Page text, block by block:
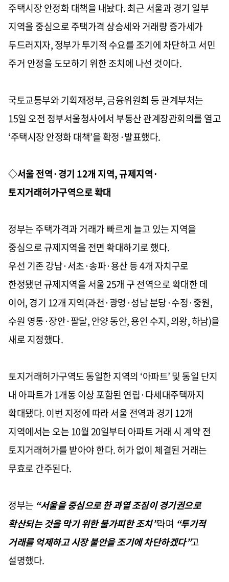
주택시장 안정화 대책을 내놨다. 최근 서울과 경기 일부
지역을 중심으로 주택가격 상승세와 거래량 증가세가
두드러지자, 정부가 투기적 수요를 조기에 차단하고 서민
주거 안정을 도모하기 위한 조치에 나선 것이다.
국토교통부와 기획재정부, 금융위원회 등 관계부처는
15일 오전 정부서울청사에서 부동산 관계장관회의를 열고
‘주택시장 안정화 대책’을 확정·발표했다.
◇서울 전역·경기 12개 지역, 규제지역·
토지거래허가구역으로 확대
정부는 주택가격과 거래가 빠르게 늘고 있는 지역을
중심으로 규제지역을 전면 확대하기로 했다.
우선 기존 강남·서초·송파·용산 등 4개 자치구로
한정됐던 규제지역을 서울 25개 구 전역으로 확대한 데
이어, 경기 12개 지역(과천·광명·성남 분당·수정·중원,
수원 영통·장안·팔달, 안양 동안, 용인 수지, 의왕, 하남)을
새로 지정했다.
토지거래허가구역도 동일한 지역의 ‘아파트’ 및 동일 단지
내 아파트가 1개동 이상 포함된 연립·다세대주택까지
확대됐다. 이번 지정에 따라 서울 전역과 경기 12개
지역에서는 오는 10월 20일부터 아파트 거래 시 계약 전
토지거래허가를 받아야 한다. 허가 없이 체결된 거래는
무효로 간주된다.
정부는 “서울을 중심으로 한 과열 조짐이 경기권으로
확산되는 것을 막기 위한 불가피한 조치”라며 “투기적
거래를 억제하고 시장 불안을 조기에 차단하겠다”고
설명했다.